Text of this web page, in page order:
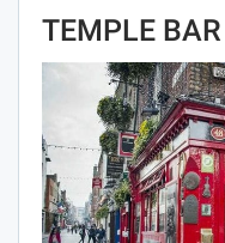
TEMPLE